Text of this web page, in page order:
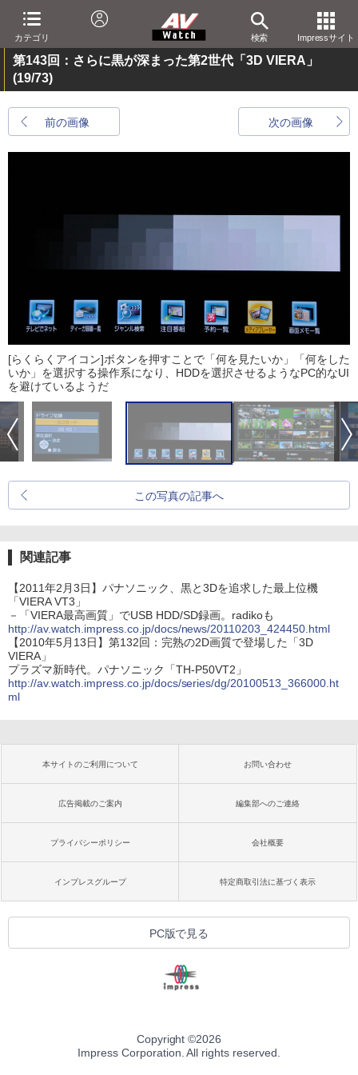
カテゴリ 検索 Impressサイト
第143回：さらに黒が深まった第2世代「3D VIERA」
(19/73)
前の画像 次の画像
[らくらくアイコン]ボタンを押すことで「何を見たいか」「何をした
いか」を選択する操作系になり、HDDを選択させるようなPC的なUI
を避けているようだ
この写真の記事へ
関連記事
【2011年2月3日】パナソニック、黒と3Dを追求した最上位機
「VIERA VT3」
－「VIERA最高画質」でUSB HDD/SD録画。radikoも
http://av.watch.impress.co.jp/docs/news/20110203_424450.html
【2010年5月13日】第132回：完熟の2D画質で登場した「3D
VIERA」
プラズマ新時代。パナソニック「TH-P50VT2」
http://av.watch.impress.co.jp/docs/series/dg/20100513_366000.ht
ml
本サイトのご利用について お問い合わせ
広告掲載のご案内 編集部へのご連絡
プライバシーポリシー 会社概要
インプレスグループ 特定商取引法に基づく表示
PC版で見る
Copyright ©2026
Impress Corporation. All rights reserved.